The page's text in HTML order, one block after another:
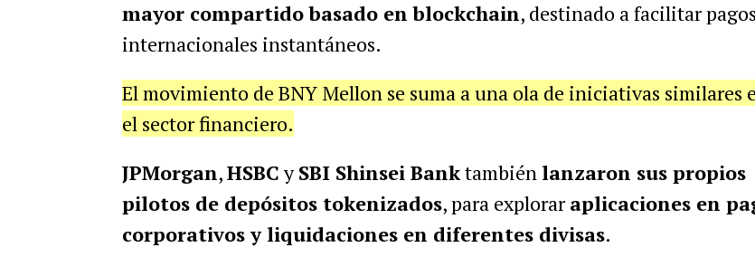
mayor compartido basado en blockchain, destinado a facilitar pagos
internacionales instantáneos.
El movimiento de BNY Mellon se suma a una ola de iniciativas similares
el sector financiero.
JPMorgan,HSBCySBI Shinsei Banktambiénlanzaron sus propios
pilotos de depósitos tokenizados, para exploraraplicaciones en
corporativos y liquidaciones en diferentes divisas.